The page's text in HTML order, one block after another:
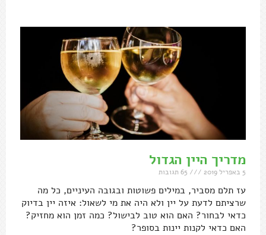
מדריך היין הגדול
5 באפריל 2019
עז תלם מסביר, במילים פשוטות ובגובה העיניים, כל מה
שרציתם לדעת על יין ולא היה את מי לשאול: איזה יין בדיוק
כדאי לבחור? האם הוא טוב לבישול? כמה זמן הוא מחזיק?
האם כדאי לקנות יינות בסופר?